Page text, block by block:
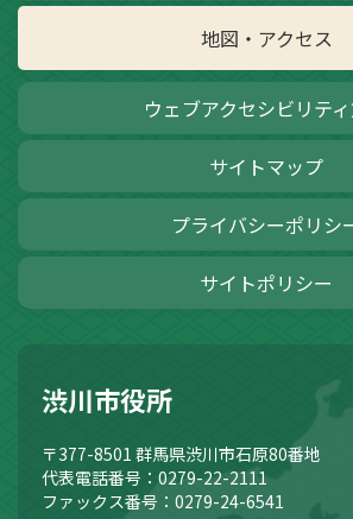
地図・アクセス
ウェブアクセシビリテ
サイトマップ
プライバシーポリシ
サイトポリシー
渋川市役所
〒377-8501 群馬県渋川市石原80番地
代表電話番号：0279-22-2111
ファックス番号：0279-24-6541